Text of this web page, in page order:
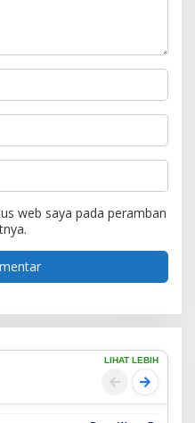
web saya pada peramban
LIHAT LEBIH